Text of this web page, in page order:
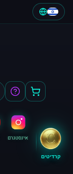
קרדיטים
אינסטגרם